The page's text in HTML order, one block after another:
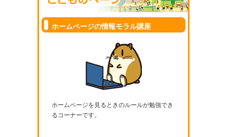
ホームページの情報モラル講座
ホームページを見るときのルールが勉強でき
るコーナーです。